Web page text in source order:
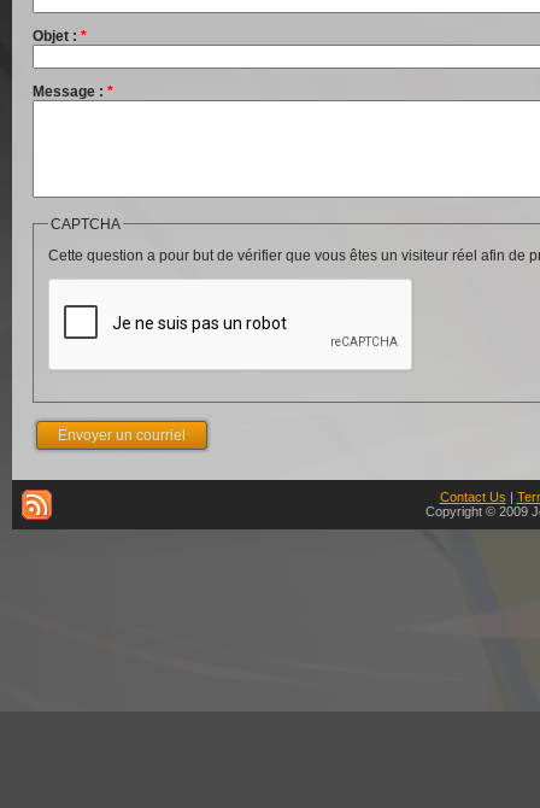
Objet : *
Message : *
CAPTCHA
Cette question a pour but de vérifier que vous êtes un visiteur réel afin de
Contact Us |
Copyright © 2009